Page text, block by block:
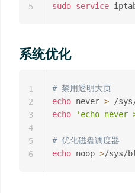
sudo service
5
系统优化
# 禁用透明大页
echo never >
echo
'echo never
# 优化磁盘调度器
echo noop >
1
2
3
4
5
6